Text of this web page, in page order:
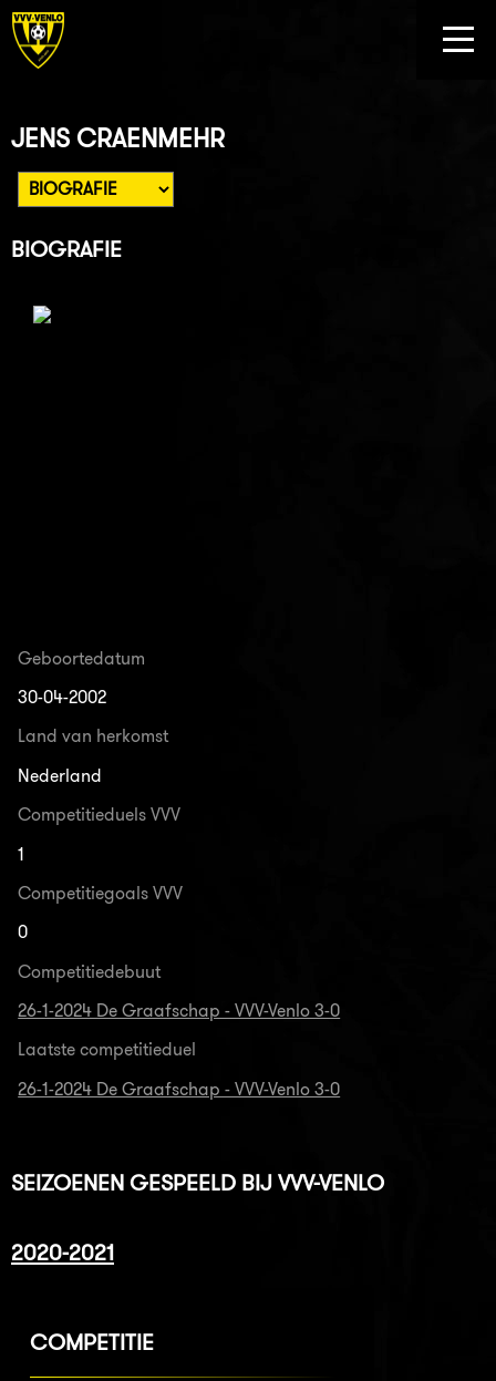
JENS CRAENMEHR
BIOGRAFIE
Geboortedatum
30-04-2002
Land van herkomst
Nederland
Competitieduels VVV
1
Competitiegoals VVV
0
Competitiedebuut
26-1-2024 De Graafschap - VVV-Venlo 3-0
Laatste competitieduel
26-1-2024 De Graafschap - VVV-Venlo 3-0
SEIZOENEN GESPEELD BIJ VVV-VENLO
2020-2021
COMPETITIE